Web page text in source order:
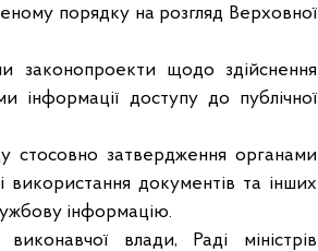
порядку на розгляд Верховної
законопроекти щодо здійснення
інформації доступу до публічної
стосовно затвердження органами
використання документів та інших
інформацію.
влади, Раді міністрів